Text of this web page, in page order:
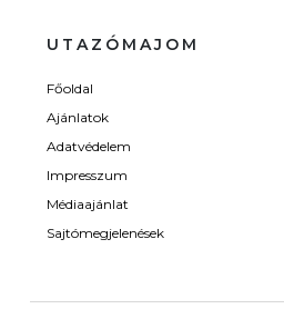
UTAZÓMAJOM
Főoldal
Ajánlatok
Adatvédelem
Impresszum
Médiaajánlat
Sajtómegjelenések